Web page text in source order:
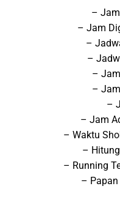
–
– Jam
–
–
–
–
–
– Jam
– Waktu
–
– Running
–